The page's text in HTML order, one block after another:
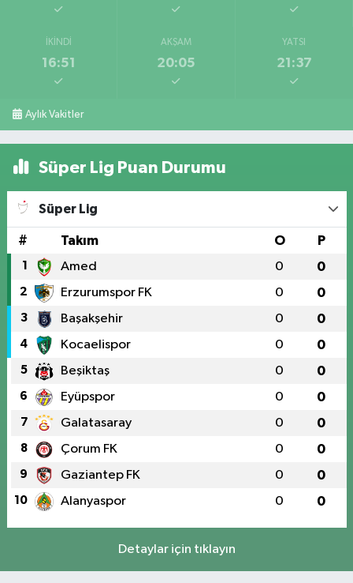
İKINDI
16:51
AKŞAM
20:05
YATSI
21:37
Aylık Vakitler
Süper Lig Puan Durumu
Süper Lig
# Takım O P
1 Amed 0 0
2 Erzurumspor FK 0 0
3 Başakşehir 0 0
4 Kocaelispor 0 0
5 Beşiktaş 0 0
6 Eyüpspor 0 0
7 Galatasaray 0 0
8 Çorum FK 0 0
9 Gaziantep FK 0 0
10 Alanyaspor 0 0
Detaylar için tıklayın